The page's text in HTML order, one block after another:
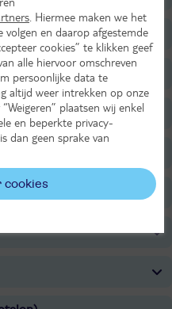
. Hiermee maken we het
en daarop afgestemde
cookies” te klikken geef
alle hiervoor omschreven
persoonlijke data te
altijd weer intrekken op onze
plaatsen wij enkel
en beperkte privacy-
dan geen sprake van
cookies